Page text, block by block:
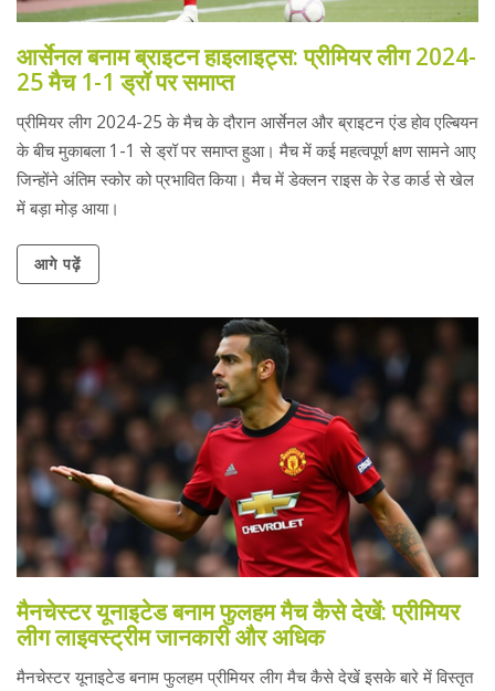
आर्सेनल बनाम ब्राइटन हाइलाइट्स: प्रीमियर लीग 2024-
25 मैच 1-1 ड्रॉ पर समाप्त
प्रीमियर लीग 2024-25 के मैच के दौरान आर्सेनल और ब्राइटन एंड होव एल्बियन
के बीच मुकाबला 1-1 से ड्रॉ पर समाप्त हुआ। मैच में कई महत्वपूर्ण क्षण सामने आए
जिन्होंने अंतिम स्कोर को प्रभावित किया। मैच में डेक्लन राइस के रेड कार्ड से खेल
में बड़ा मोड़ आया।
आगे पढ़ें
मैनचेस्टर यूनाइटेड बनाम फुलहम मैच कैसे देखें: प्रीमियर
लीग लाइवस्ट्रीम जानकारी और अधिक
मैनचेस्टर यूनाइटेड बनाम फुलहम प्रीमियर लीग मैच कैसे देखें इसके बारे में विस्तृत